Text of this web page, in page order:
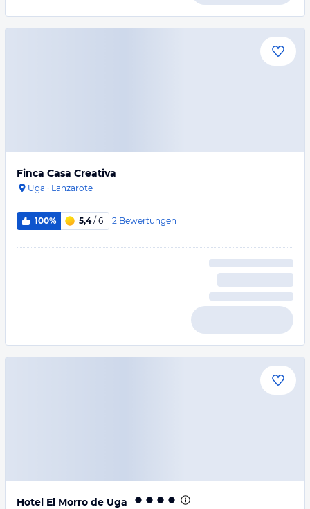
Finca Casa Creativa
Uga · Lanzarote
100% 5,4/ 6 2 Bewertungen
Hotel El Morro de Uga